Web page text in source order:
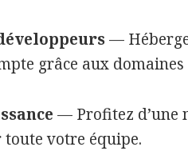
—
grâce aux
— Profitez d’une
votre équipe.